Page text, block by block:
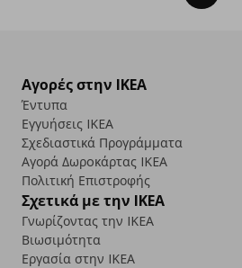
Αγορές στην IKEA
Έντυπα
Εγγυήσεις IKEA
Σχεδιαστικά Προγράμματα
Αγορά Δωρoκάρτας IKEA
Πολιτική Επιστροφής
Σχετικά με την IKEA
Γνωρίζοντας την IKEA
Βιωσιμότητα
Εργασία στην IKEA